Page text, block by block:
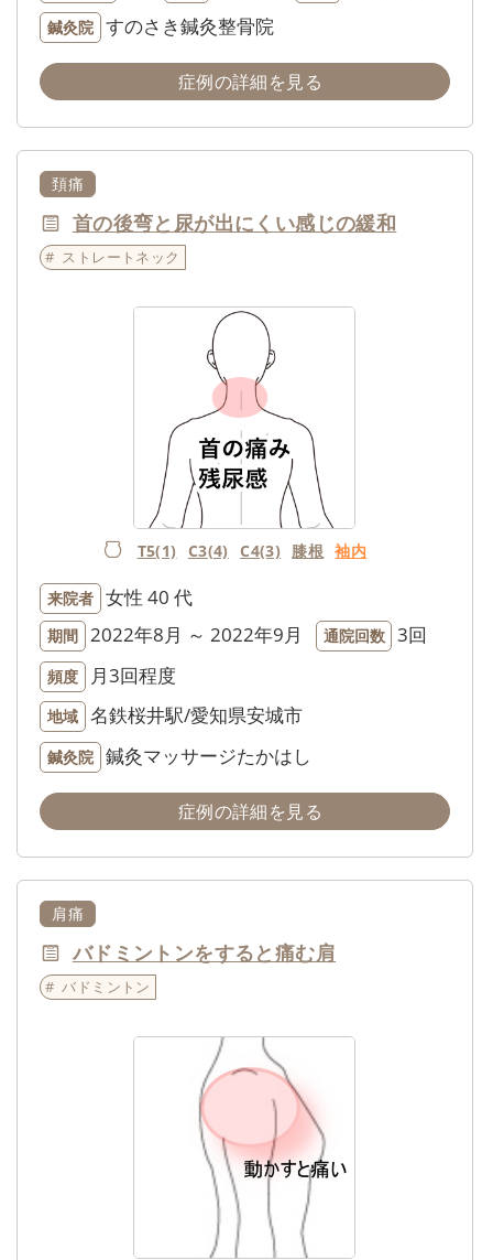
鍼灸院 すのさき鍼灸整骨院
症例の詳細を見る
頚痛
首の後弯と尿が出にくい感じの緩和
ストレートネック
T5(1) C3(4) C4(3) 膝根 袖内
来院者 女性 40 代
期間 2022年8月 ～ 2022年9月 通院回数 3回
頻度 月3回程度
地域 名鉄桜井駅/愛知県安城市
鍼灸院 鍼灸マッサージたかはし
症例の詳細を見る
肩痛
バドミントンをすると痛む肩
バドミントン